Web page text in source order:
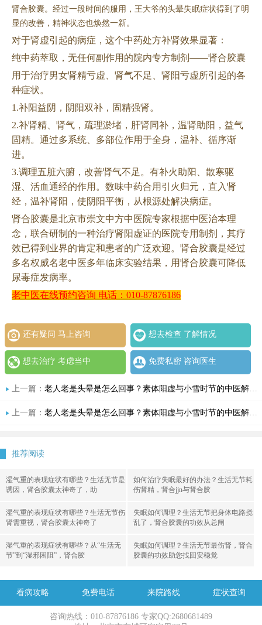
肾合胶囊。经过一段时间的服用，王大爷的头晕失眠症状得到了明
显的改善，精神状态也焕然一新。
对于肾虚引起的病症，这个中药处方补肾效果显著：
纯中药萃取，无任何副作用的院内专方制剂 ——肾合胶囊
用于治疗男女肾精亏虚、肾气不足、肾阳亏虚所引起的各
种症状。
1.补阳益阴，阴阳双补，固精强肾。
2.补肾精、肾气，疏理淤堵，肝肾同补，温肾助阳，益气
固精。通过多系统、多部位作用于全身，温补、循序渐
进。
3.调理五脏六腑，改善肾气不足。有补火助阳、散寒驱
湿、活血通经的作用。数味中药合用引火归元，直入肾
经，温补肾阳，使阴阳平衡，从根源处解决病症。
肾合胶囊是北京市崇文中方中医院专家根据中医治本理
念，联合研制的一种治疗肾阳虚证的医院专用制剂，其疗
效已得到业界的肯定和患者的广泛欢迎。肾合胶囊是经过
多名权威名老中医多年临床实验结果，用肾合胶囊可降低
尿毒症发病率。
老中医在线预约咨询 电话： 010-87876186
还有疑问 马上咨询 想去检查 了解情况
想去治疗 考虑当中 免费私密 咨询医生
上一篇： 老人老是头晕是怎么回事？素体阳虚与小雪时节的中医解读
上一篇： 老人老是头晕是怎么回事？素体阳虚与小雪时节的中医解读
推荐阅读
湿气重的表现症状有哪些？生活无节是
诱因，肾合胶囊太神奇了，助
如何治疗失眠最好的办法？生活无节耗
伤肾精，肾合jjn与肾合胶
湿气重的表现症状有哪些？生活无节伤
肾需重视，肾合胶囊太神奇了
失眠如何调理？生活无节把身体电路搅
乱了，肾合胶囊的功效从总闸
湿气重的表现症状有哪些？从“生活无
节”到“湿邪困阻”，肾合胶
失眠如何调理？生活无节最伤肾，肾合
胶囊的功效助您找回安稳觉
看病攻略 免费电话 来院路线 症状查询
咨询热线：010-87876186 专家QQ:2680681489